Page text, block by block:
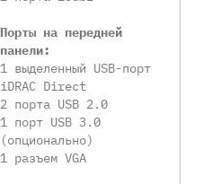
Порты на передней
панели:
1 выделенный USB-порт
iDRAC Direct
2 порта USB 2.0
1 порт USB 3.0
(опционально)
1 разъем VGA